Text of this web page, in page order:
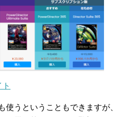
使うということもできますが、